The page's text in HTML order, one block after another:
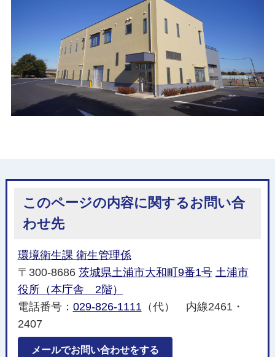
このページの内容に関するお問い合
わせ先
環境衛生課 衛生管理係
〒300-8686 茨城県土浦市大和町9番1号 土浦市
役所（本庁舎 2階）
電話番号： 029-826-1111 （代） 内線2461・
2407
メールでお問い合わせをする